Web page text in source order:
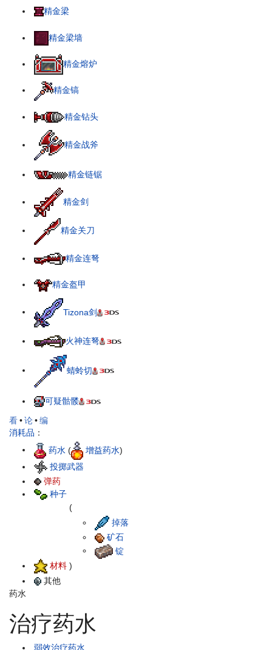
精金梁
精金梁墙
精金熔炉
精金镐
精金钻头
精金战斧
精金链锯
精金剑
精金关刀
精金连弩
精金盔甲
Tizona剑
火神连弩
蜻蛉切
可疑骷髅
看•论•编
消耗品 ：
药水 ( 增益药水)
投掷武器
弹药
种子
材料
(
掉落
矿石
锭
)
其他
药水
治疗药水
弱效治疗药水